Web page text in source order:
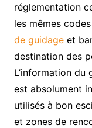
réglementation
les mêmes
de guidageet
destination des
L’information du
est absolument
utilisés à bon
et zones de